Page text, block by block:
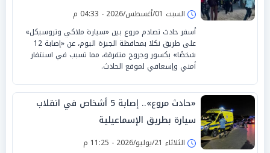
السبت 01/أغسطس/2026 - 04:33 م
أسفر حادث تصادم مروع بين «سيارة ملاكي وتروسيكل»
على طريق نكلا بمحافظة الجيزة اليوم، عن «إصابة 12
شخصًا» بكسور وجروح متفرقة، مما تسبب في استنفار
أمني وإسعافي لموقع الحادث.
«حادث مروع».. إصابة 5 أشخاص في انقلاب
سيارة بطريق الإسماعيلية
الثلاثاء 21/يوليو/2026 - 11:25 م